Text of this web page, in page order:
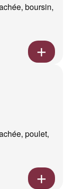
boursin,
poulet,